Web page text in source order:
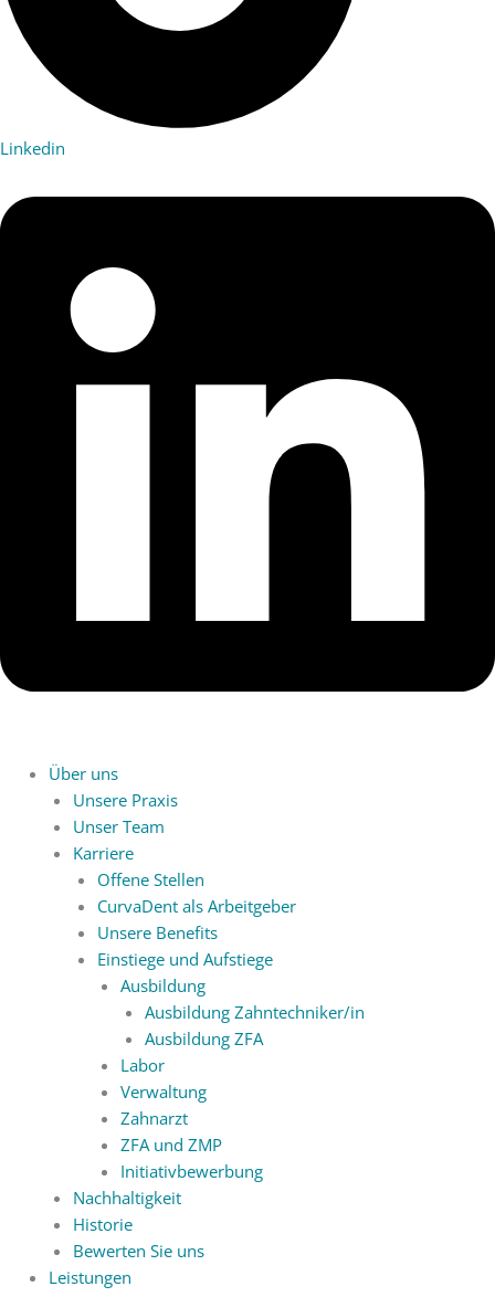
Linkedin
Über uns
Unsere Praxis
Unser Team
Karriere
Offene Stellen
CurvaDent als Arbeitgeber
Unsere Benefits
Einstiege und Aufstiege
Ausbildung
Ausbildung Zahntechniker/in
Ausbildung ZFA
Labor
Verwaltung
Zahnarzt
ZFA und ZMP
Initiativbewerbung
Nachhaltigkeit
Historie
Bewerten Sie uns
Leistungen